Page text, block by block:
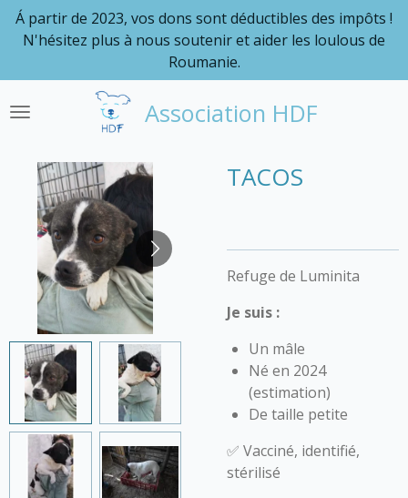
Passer
principal
Association HDF
Á partir de 2023, vos dons sont déductibles des impôts !
N'hésitez plus à nous soutenir et aider les loulous de
Roumanie.
TACOS
Refuge de Luminita
Je suis :
Un mâle
Né en 2024
(estimation)
De taille petite
✅ Vacciné, identifié,
stérilisé